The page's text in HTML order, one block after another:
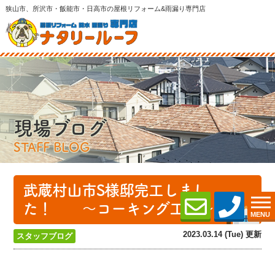
狭山市、所沢市・飯能市・日高市の屋根リフォーム&雨漏り専門店
MENU
現場ブログ
STAFF BLOG
武蔵村山市S様邸完工しまし
た！ ～コーキング工事～
スタッフブログ 2023.03.14 (Tue) 更新